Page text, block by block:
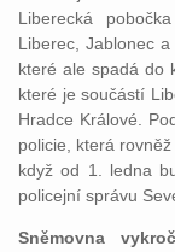
Liberecká
Liberec, Jablonec
které ale spadá do
které je součástí
Hradce Králové.
policie, která
když od 1. ledna
policejní správu
Sněmovna